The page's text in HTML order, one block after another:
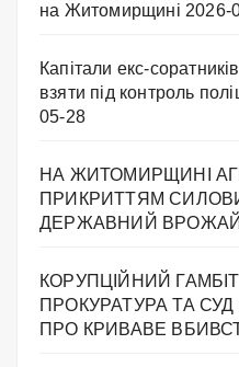
на Житомирщині 2026-
Капітали екс-
взяти під контроль
05-28
НА ЖИТОМИРЩИНІ
ПРИКРИТТЯМ
ДЕРЖАВНИЙ ВРОЖАЙ
КОРУПЦІЙНИЙ
ПРОКУРАТУРА ТА
ПРО КРИВАВЕ